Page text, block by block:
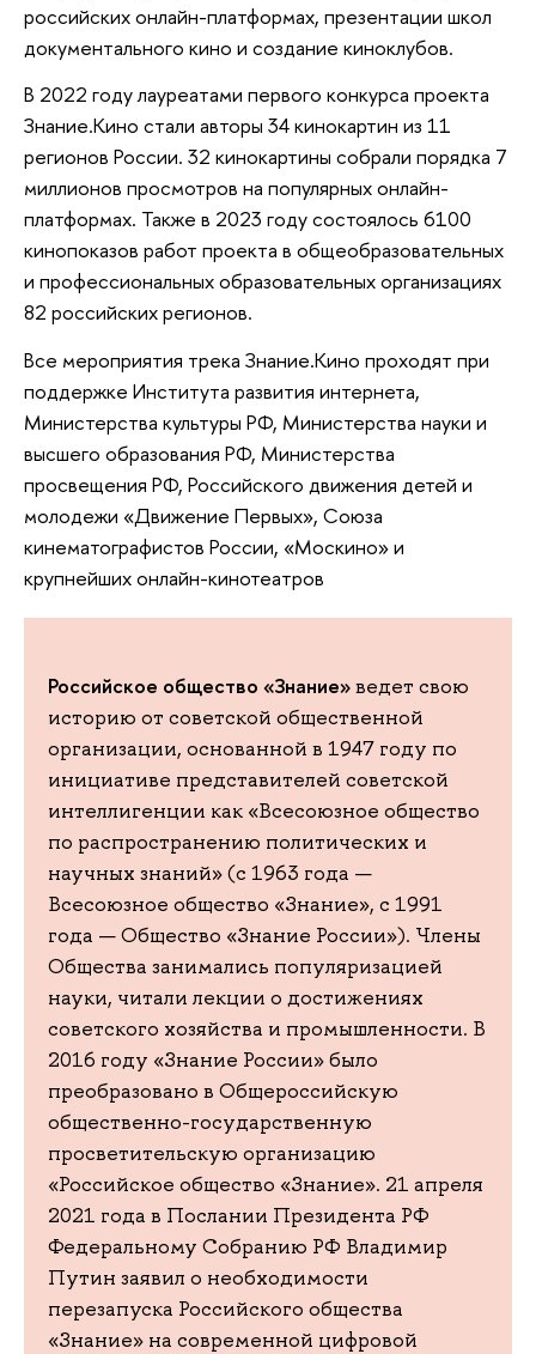
российских онлайн-платформах, презентации школ
документального кино и создание киноклубов.
В 2022 году лауреатами первого конкурса проекта
Знание.Кино стали авторы 34 кинокартин из 11
регионов России. 32 кинокартины собрали порядка 7
миллионов просмотров на популярных онлайн-
платформах. Также в 2023 году состоялось 6100
кинопоказов работ проекта в общеобразовательных
и профессиональных образовательных организациях
82 российских регионов.
Все мероприятия трека Знание.Кино проходят при
поддержке Института развития интернета,
Министерства культуры РФ, Министерства науки и
высшего образования РФ, Министерства
просвещения РФ, Российского движения детей и
молодежи «Движение Первых», Союза
кинематографистов России, «Москино» и
крупнейших онлайн-кинотеатров
Российское общество «Знание»ведет свою
историю от советской общественной
организации, основанной в 1947 году по
инициативе представителей советской
интеллигенции как «Всесоюзное общество
по распространению политических и
научных знаний» (с 1963 года —
Всесоюзное общество «Знание», с 1991
года — Общество «Знание России»). Члены
Общества занимались популяризацией
науки, читали лекции о достижениях
советского хозяйства и промышленности. В
2016 году «Знание России» было
преобразовано в Общероссийскую
общественно-государственную
просветительскую организацию
«Российское общество «Знание». 21 апреля
2021 года в Послании Президента РФ
Федеральному Собранию РФ Владимир
Путин заявил о необходимости
перезапуска Российского общества
«Знание» на современной цифровой